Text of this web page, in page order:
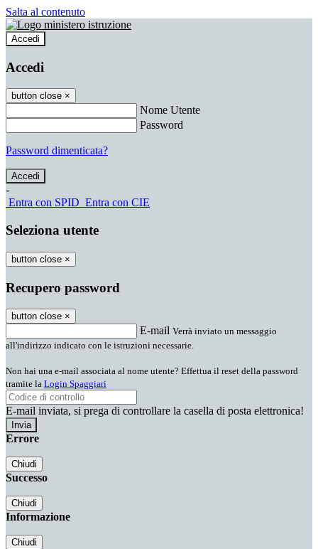
Salta al contenuto
Accedi
Accedi
button close ×
Nome Utente
Password
Password dimenticata?
-
Entra con SPID Entra con CIE
Seleziona utente
button close ×
Recupero password
button close ×
E-mail Verrà inviato un messaggio
all'indirizzo indicato con le istruzioni necessarie.
Non hai una e-mail associata al nome utente? Effettua il reset della password
tramite la Login Spaggiari
E-mail inviata, si prega di controllare la casella di posta elettronica!
Errore
Chiudi
Successo
Chiudi
Informazione
Chiudi